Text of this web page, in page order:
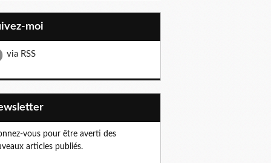
moi
via RSS
vous pour être averti des
articles publiés.